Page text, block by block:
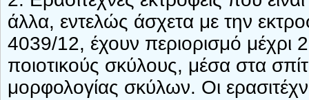
άλλα, εντελώς άσχετα με την
4039/12, έχουν περιορισμό μέχρι
ποιοτικούς σκύλους, μέσα στα
μορφολογίας σκύλων. Οι